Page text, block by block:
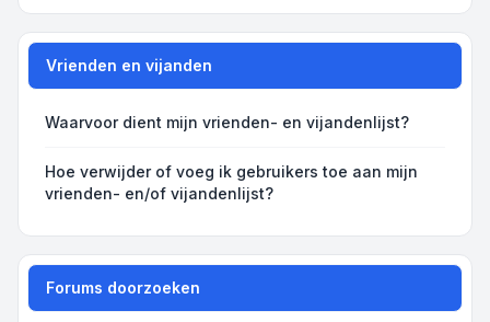
Vrienden en vijanden
Waarvoor dient mijn vrienden- en vijandenlijst?
Hoe verwijder of voeg ik gebruikers toe aan mijn
vrienden- en/of vijandenlijst?
Forums doorzoeken